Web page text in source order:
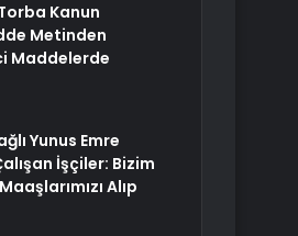
Kanun
Metinden
Maddelerde
Yunus Emre
İşçiler: Bizim
Alıp